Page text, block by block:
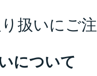
扱いにご
について